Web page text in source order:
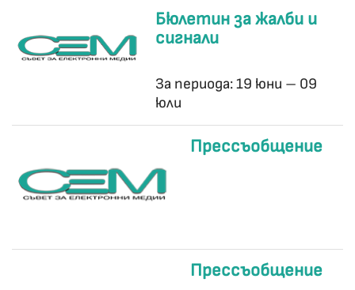
Бюлетин за жалби и
сигнали
За периода: 19 юни – 09
юли
Прессъобщение
Прессъобщение